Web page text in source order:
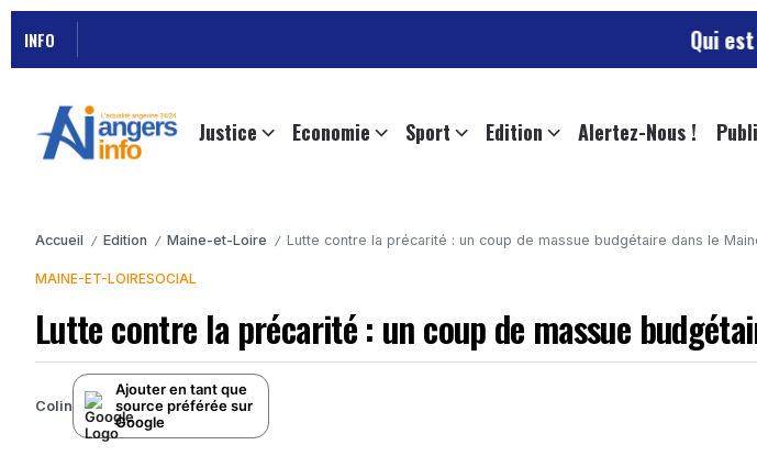
INFO Qui est le futur
Justice Economie Sport Edition Alertez-Nous !
Accueil / Edition / Maine-et-Loire / Lutte contre la précarité : un coup de massue budgétaire dans le
MAINE-ET-LOIRESOCIAL
Lutte contre la précarité : un coup de massue
Colin
Ajouter en tant que
source préférée sur
Google